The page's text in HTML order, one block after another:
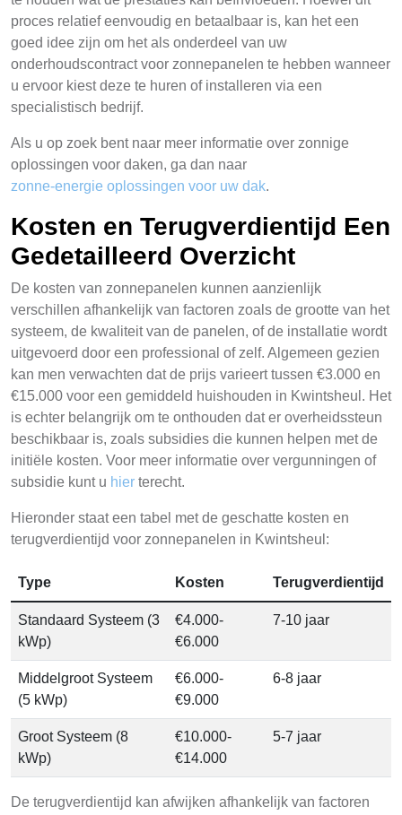
proces relatief eenvoudig en betaalbaar is, kan het een
goed idee zijn om het als onderdeel van uw
onderhoudscontract voor zonnepanelen te hebben wanneer
u ervoor kiest deze te huren of installeren via een
specialistisch bedrijf.
Als u op zoek bent naar meer informatie over zonnige
oplossingen voor daken, ga dan naar
zonne-energie oplossingen voor uw dak.
Kosten en Terugverdientijd Een
Gedetailleerd Overzicht
De kosten van zonnepanelen kunnen aanzienlijk
verschillen afhankelijk van factoren zoals de grootte van het
systeem, de kwaliteit van de panelen, of de installatie wordt
uitgevoerd door een professional of zelf. Algemeen gezien
kan men verwachten dat de prijs varieert tussen €3.000 en
€15.000 voor een gemiddeld huishouden in Kwintsheul. Het
is echter belangrijk om te onthouden dat er overheidssteun
beschikbaar is, zoals subsidies die kunnen helpen met de
initiële kosten. Voor meer informatie over vergunningen of
subsidie kunt u hier terecht.
Hieronder staat een tabel met de geschatte kosten en
terugverdientijd voor zonnepanelen in Kwintsheul:
Type Kosten Terugverdientijd
Standaard Systeem (3
kWp)
€4.000-
€6.000
7-10 jaar
Middelgroot Systeem
(5 kWp)
€6.000-
€9.000
6-8 jaar
Groot Systeem (8
kWp)
€10.000-
€14.000
5-7 jaar
De terugverdientijd kan afwijken afhankelijk van factoren